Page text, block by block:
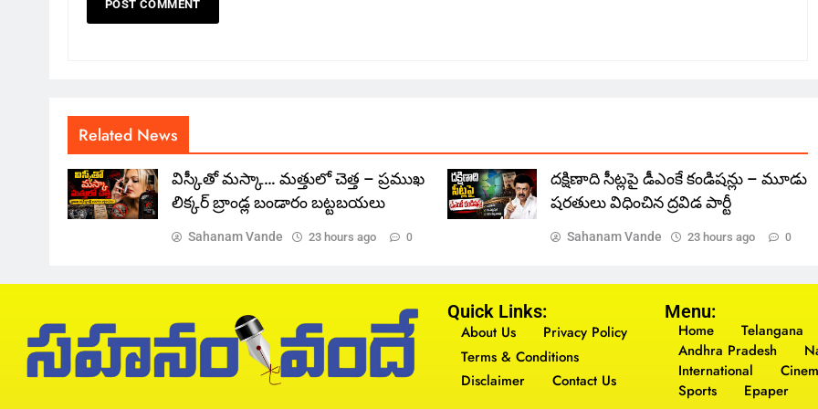
Related News
విస్కీతో మస్కా… మత్తులో చెత్త – ప్రముఖ
లిక్కర్ బ్రాండ్ల బండారం బట్టబయలు
Sahanam Vande 23 hours ago 0
దక్షిణాది సీట్లపై డీఎంకే కండిషన్లు – మూడు
షరతులు విధించిన ద్రవిడ పార్టీ
Sahanam Vande 23 hours ago 0
Quick Links:
About Us
Privacy Policy
Terms & Conditions
Disclaimer
Contact Us
Menu:
Home
Telangana
Andhra Pradesh
International
Sports
Epaper